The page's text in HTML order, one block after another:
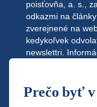
poisťovňa, a. s.,
odkazmi na
zverejnené na
kedykoľvek
newslettri.
Prečo byť v